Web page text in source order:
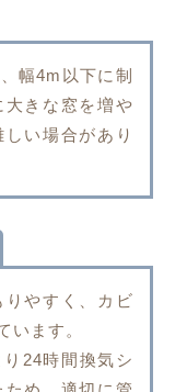
幅4m以下に制
きな窓を増や
い場合があり
やすく、カビ
います。
24時間換気シ